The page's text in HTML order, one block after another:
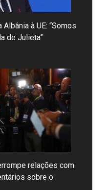
à UE: “Somos
de Julieta”
relações com
sobre o